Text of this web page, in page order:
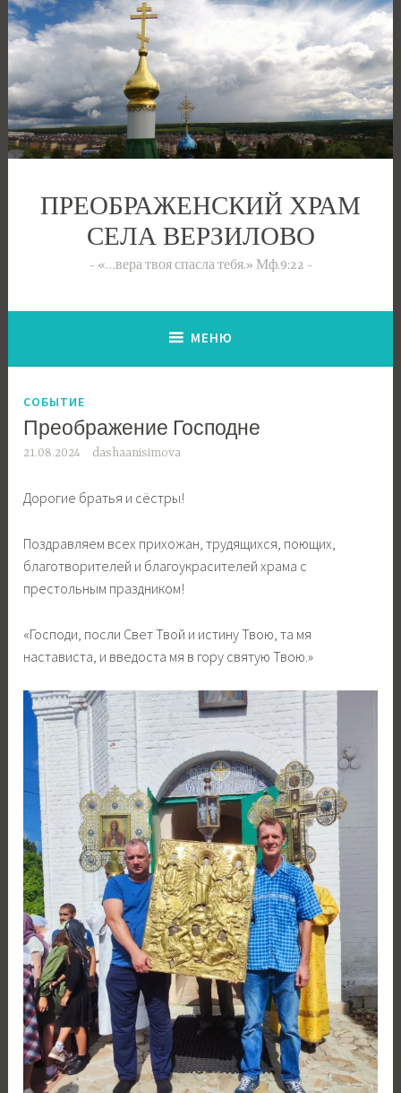
Перейти
к
содержимому
ПРЕОБРАЖЕНСКИЙ ХРАМ
СЕЛА ВЕРЗИЛОВО
«…вера твоя спасла тебя.» Мф.9:22
МЕНЮ
СОБЫТИЕ
Преображение Господне
21.08.2024 dashaanisimova
Дорогие братья и сёстры!
Поздравляем всех прихожан, трудящихся, поющих,
благотворителей и благоукрасителей храма с
престольным праздником!
«Господи, посли Свет Твой и истину Твою, та мя
настависта, и введоста мя в гору святую Твою.»